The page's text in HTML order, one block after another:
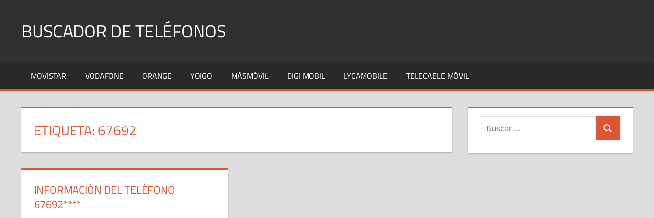
contenidoBUSCADOR DE TELÉFONOS
Fijos
y
MOVISTAR VODAFONE ORANGE YOIGO MÁSMÓVIL DIGI MOBIL LYCAMOBILE TELECABLE MÓVIL
ETIQUETA:67692
INFORMACIÓN DEL TELÉFONO
67692****
Buscar:
Buscar